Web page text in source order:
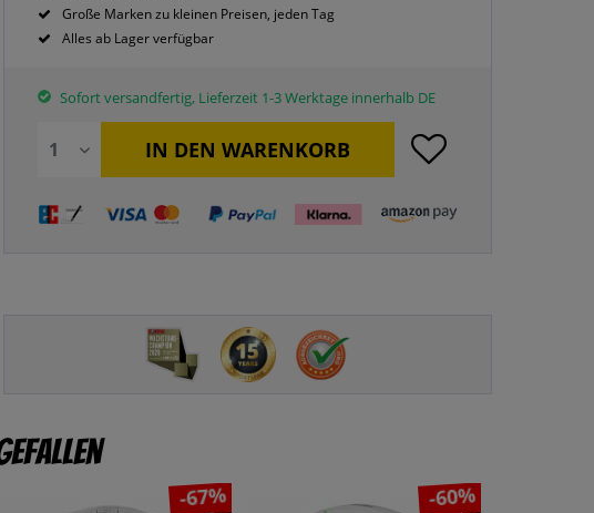
Große Marken zu kleinen Preisen, jeden Tag
Alles ab Lager verfügbar
Sofort versandfertig, Lieferzeit 1-3 Werktage innerhalb DE
IN DEN WARENKORB
-67% -60%